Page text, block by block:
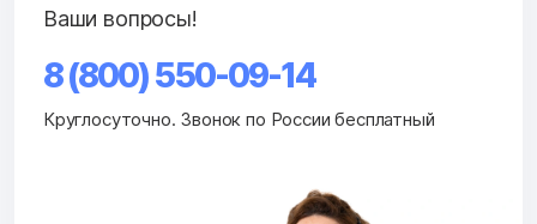
Ваши вопросы!
8 (800) 550-09-14
Круглосуточно. Звонок по России бесплатный